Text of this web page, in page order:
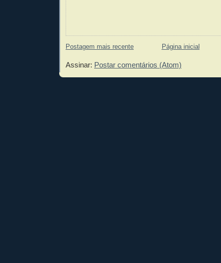
Postagem mais recente Página inicial
Assinar: Postar comentários (Atom)